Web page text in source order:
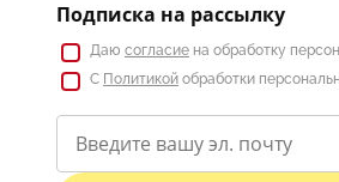
Подписка на рассылку
Даю согласие на обработку
С Политикой обработки